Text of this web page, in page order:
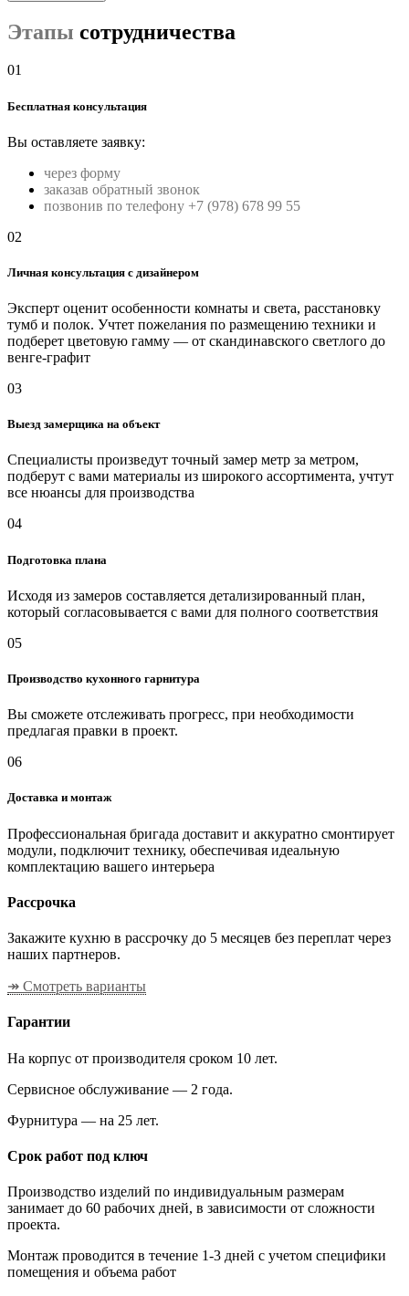
Этапы сотрудничества
01
Бесплатная консультация
Вы оставляете заявку:
через форму
заказав обратный звонок
позвонив по телефону +7 (978) 678 99 55
02
Личная консультация с дизайнером
Эксперт оценит особенности комнаты и света, расстановку
тумб и полок. Учтет пожелания по размещению техники и
подберет цветовую гамму — от скандинавского светлого до
венге-графит
03
Выезд замерщика на объект
Специалисты произведут точный замер метр за метром,
подберут с вами материалы из широкого ассортимента, учтут
все нюансы для производства
04
Подготовка плана
Исходя из замеров составляется детализированный план,
который согласовывается с вами для полного соответствия
05
Производство кухонного гарнитура
Вы сможете отслеживать прогресс, при необходимости
предлагая правки в проект.
06
Доставка и монтаж
Профессиональная бригада доставит и аккуратно смонтирует
модули, подключит технику, обеспечивая идеальную
комплектацию вашего интерьера
Рассрочка
Закажите кухню в рассрочку до 5 месяцев без переплат через
наших партнеров.
↠ Смотреть варианты
Гарантии
На корпус от производителя сроком 10 лет.
Сервисное обслуживание — 2 года.
Фурнитура — на 25 лет.
Срок работ под ключ
Производство изделий по индивидуальным размерам
занимает до 60 рабочих дней, в зависимости от сложности
проекта.
Монтаж проводится в течение 1-3 дней с учетом специфики
помещения и объема работ